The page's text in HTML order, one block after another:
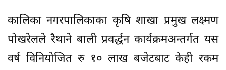
कालिका नगरपालिकाका कृषि शाखा प्रमुख लक्ष्मण
पोखरेलले रैथाने बाली प्रवर्द्धन कार्यक्रमअन्तर्गत यस
वर्ष विनियोजित रु १० लाख बजेटबाट केही रकम